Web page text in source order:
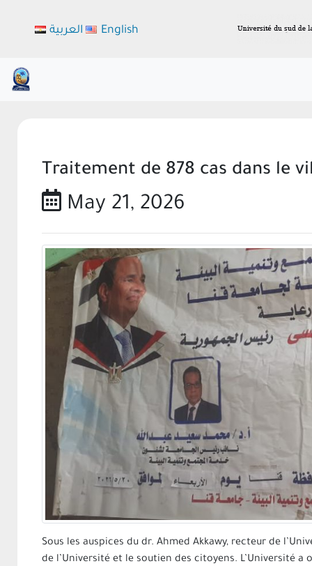
Traitement de 878 cas dans le
May 21, 2026
Sous les auspices du dr. Ahmed Akkawy, recteur de
de l’Université et le soutien des citoyens. L’Université
العربية English